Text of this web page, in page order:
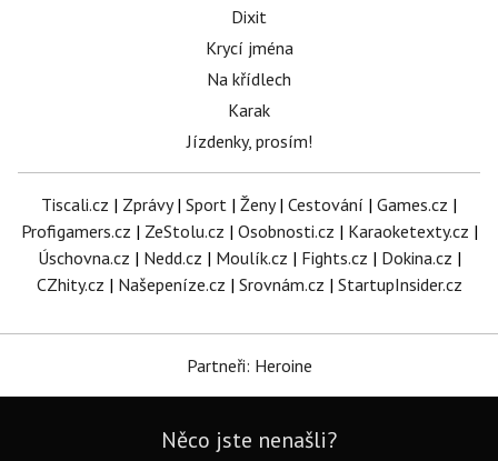
Dixit
Krycí jména
Na křídlech
Karak
Jízdenky, prosím!
Tiscali.cz | Zprávy| Sport | Ženy| Cestování | Games.cz |
Profigamers.cz | ZeStolu.cz | Osobnosti.cz | Karaoketexty.cz |
Úschovna.cz | Nedd.cz | Moulík.cz | Fights.cz | Dokina.cz |
CZhity.cz | Našepeníze.cz | Srovnám.cz | StartupInsider.cz
Partneři: Heroine
Něco jste nenašli?